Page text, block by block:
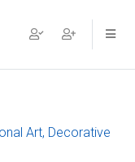
Art, Decorative